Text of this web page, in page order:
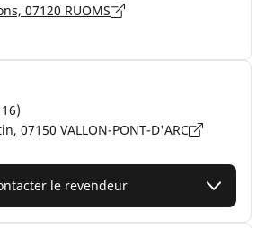
07120 RUOMS
07150 VALLON-PONT-D'ARC
le revendeur